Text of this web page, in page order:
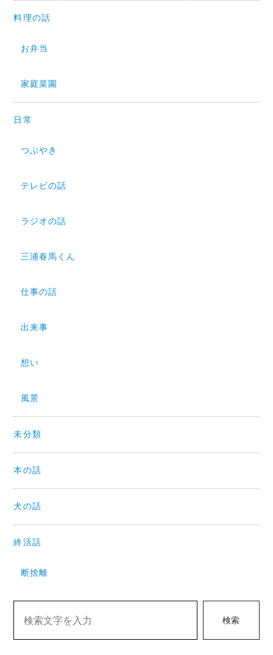
料理の話
お弁当
家庭菜園
日常
つぶやき
テレビの話
ラジオの話
三浦春馬くん
仕事の話
出来事
想い
風景
未分類
本の話
犬の話
終活話
断捨離
検索